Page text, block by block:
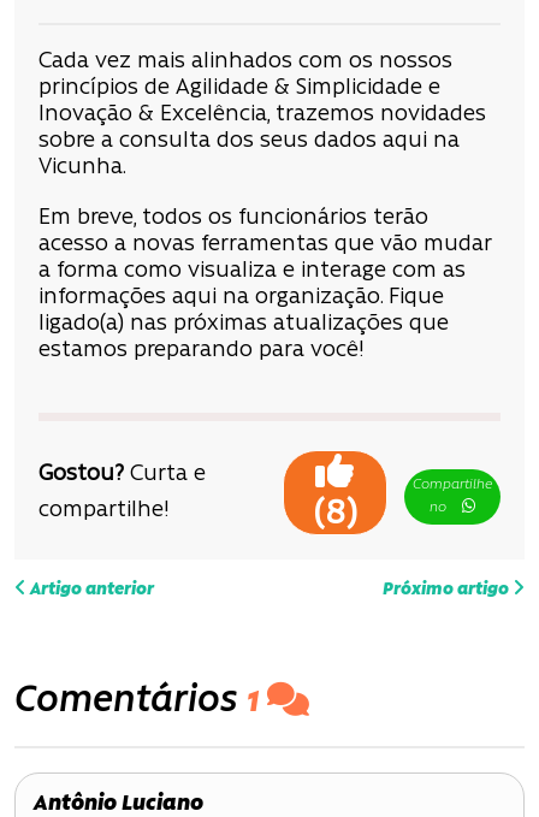
Cada vez mais alinhados com os nossos
princípios de Agilidade & Simplicidade e
Inovação & Excelência, trazemos novidades
sobre a consulta dos seus dados aqui na
Vicunha.
Em breve, todos os funcionários terão
acesso a novas ferramentas que vão mudar
a forma como visualiza e interage com as
informações aqui na organização. Fique
ligado(a) nas próximas atualizações que
estamos preparando para você!
Gostou? Curta e
compartilhe!
(8)
Compartilhe
no
N
v
e
g
Artigo anterior Próximo artigo
Comentários 1
Antônio Luciano